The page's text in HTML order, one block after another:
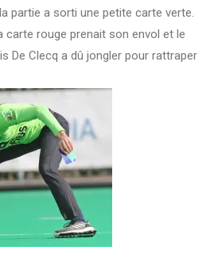
partie a sorti une petite carte verte.
carte rouge prenait son envol et le
De Clecq a dû jongler pour rattraper